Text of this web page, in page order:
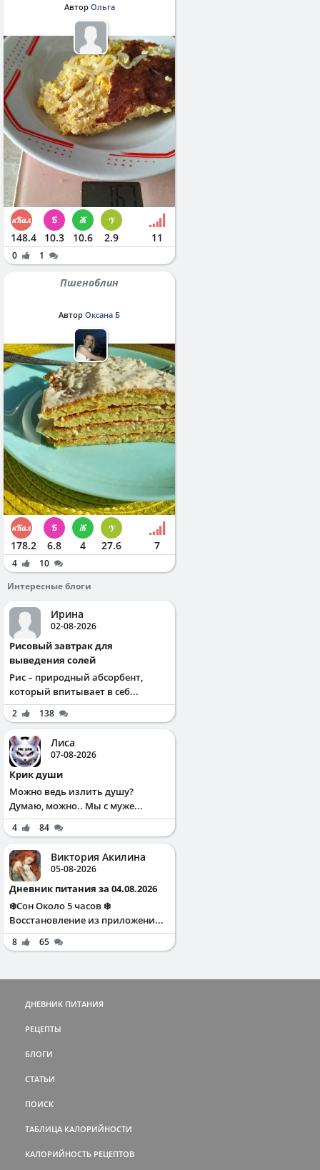
Автор Ольга
148.4 10.3 10.6 2.9 11
0 1
Пшеноблин
Автор Оксана Б
178.2 6.8 4 27.6 7
4
10
Интересные блоги
Ирина
02-08-2026
Рисовый завтрак для
выведения солей
Рис – природный абсорбент,
который впитывает в себ...
2 138
Лиса
07-08-2026
Крик души
Можно ведь излить душу?
Думаю, можно.. Мы с муже...
4 84
Виктория Акилина
05-08-2026
Дневник питания за 04.08.2026
❄️Сон Около 5 часов ❄️
Восстановление из приложени...
8 65
ДНЕВНИК ПИТАНИЯ
РЕЦЕПТЫ
БЛОГИ
СТАТЬИ
ПОИСК
ТАБЛИЦА КАЛОРИЙНОСТИ
КАЛОРИЙНОСТЬ РЕЦЕПТОВ